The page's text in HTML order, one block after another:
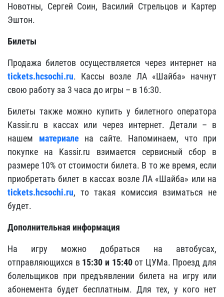
Новотны, Сергей Соин, Василий Стрельцов и Картер
Эштон.
Билеты
Продажа билетов осуществляется через интернет на
tickets.hcsochi.ru. Кассы возле ЛА «Шайба» начнут
свою работу за 3 часа до игры – в 16:30.
Билеты также можно купить у билетного оператора
Kassir.ru в кассах или через интернет. Детали – в
нашем материалена сайте. Напоминаем, что при
покупке на Kassir.ru взимается сервисный сбор в
размере 10% от стоимости билета. В то же время, если
приобретать билет в кассах возле ЛА «Шайба» или на
tickets.hcsochi.ru, то такая комиссия взиматься не
будет.
Дополнительная информация
На игру можно добраться на автобусах,
отправляющихся в 15:30 и 15:40от ЦУМа. Проезд для
болельщиков при предъявлении билета на игру или
абонемента будет бесплатным. Для тех, у кого нет